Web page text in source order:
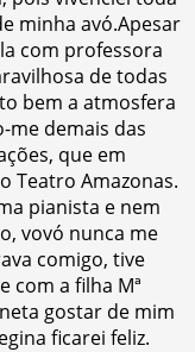
minha avó.Apesar
com professora
de todas
bem a atmosfera
me demais das
que em
Teatro Amazonas.
pianista e nem
vovó nunca me
comigo, tive
com a filha Mª
gostar de mim
ficarei feliz.